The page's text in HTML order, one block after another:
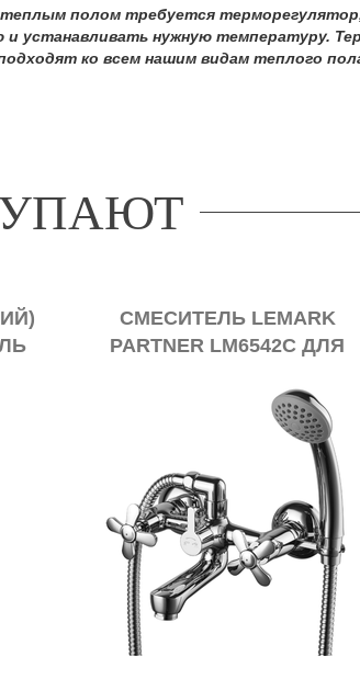
теплым полом требуется
и устанавливать нужную температуру.
ко всем нашим видам теплого
СМЕСИТЕЛЬ LEMARK
PARTNER LM6542C ДЛЯ